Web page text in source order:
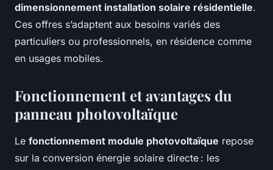
dimensionnement installation solaire résidentielle.
Ces offres s’adaptent aux besoins variés des
particuliers ou professionnels, en résidence comme
en usages mobiles.
Fonctionnement et avantages du
panneau photovoltaïque
Le fonctionnement module photovoltaïque repose
sur la conversion énergie solaire directe : les